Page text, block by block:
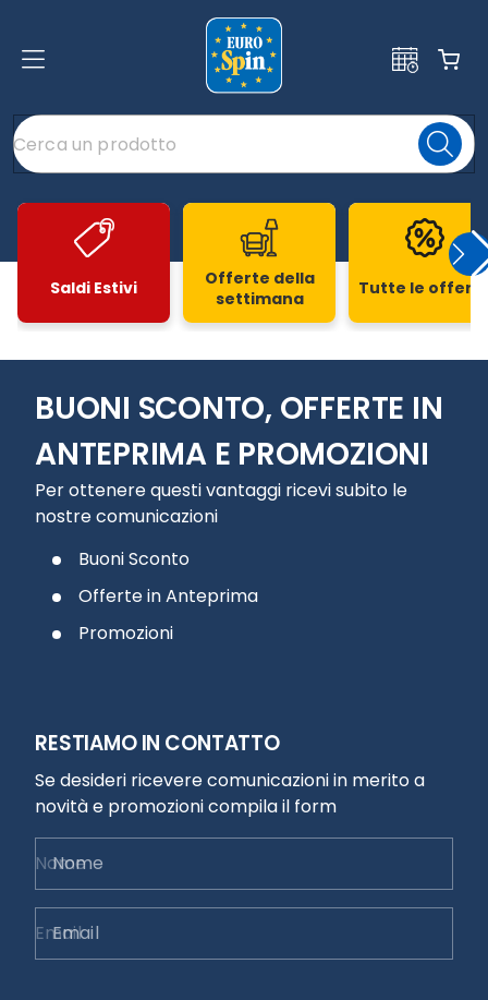
Saldi Estivi
Offerte della
settimana
Tutte le
BUONI SCONTO, OFFERTE IN
ANTEPRIMA E PROMOZIONI
Per ottenere questi vantaggi ricevi subito le
nostre comunicazioni
Buoni Sconto
Offerte in Anteprima
Promozioni
RESTIAMO IN CONTATTO
Se desideri ricevere comunicazioni in merito a
novità e promozioni compila il form
Nome
Email